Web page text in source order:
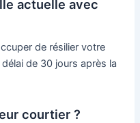
actuelle avec
de résilier votre
de 30 jours après la
courtier ?